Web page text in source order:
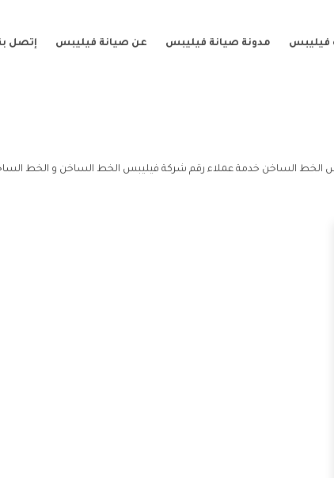
فيليبس مدونة صيانة فيليبس عن صيانة فيليبس إتصل
الخط الساخن خدمة عملاء رقم شركة فيليبس الخط الساخن و الخط